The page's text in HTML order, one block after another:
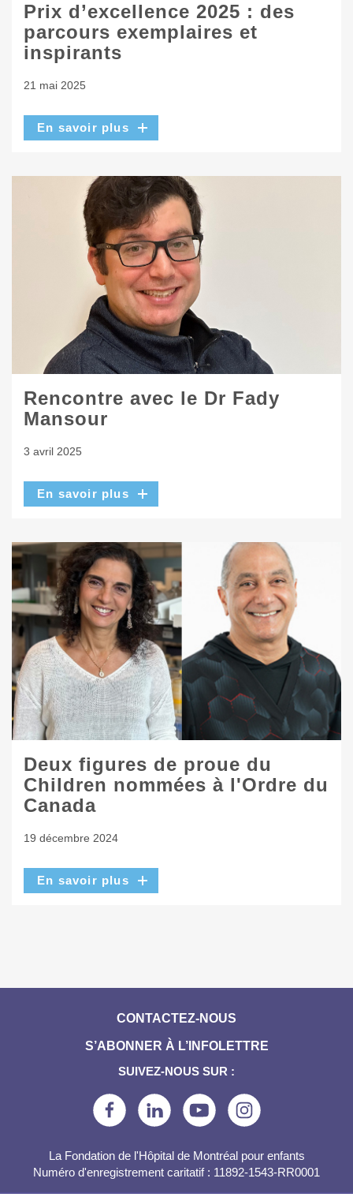
Prix d’excellence 2025 : des
parcours exemplaires et
inspirants
21 mai 2025
En savoir plus
Rencontre avec le Dr Fady
Mansour
3 avril 2025
En savoir plus
Deux figures de proue du
Children nommées à l'Ordre du
Canada
19 décembre 2024
En savoir plus
CONTACTEZ-NOUS
S’ABONNER À L’INFOLETTRE
SUIVEZ-NOUS SUR :
La Fondation de l'Hôpital de Montréal pour enfants
Numéro d'enregistrement caritatif : 11892-1543-RR0001